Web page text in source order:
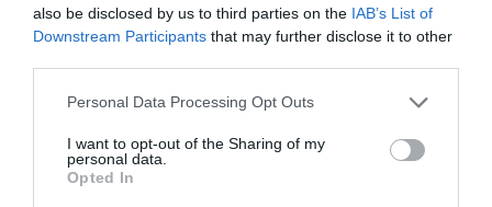
also be disclosed by us to third parties on the IAB’s List of
Downstream Participants that may further disclose it to other
Personal Data Processing Opt Outs
I want to opt-out of the Sharing of my
personal data.
Opted In